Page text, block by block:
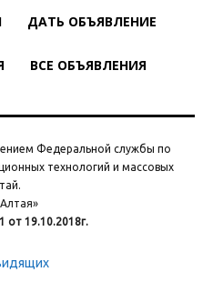
ДАТЬ ОБЪЯВЛЕНИЕ
ВСЕ ОБЪЯВЛЕНИЯ
Федеральной службы по
технологий и массовых
от 19.10.2018г.